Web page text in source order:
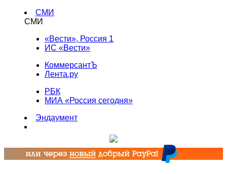
СМИ
СМИ
«Вести», Россия 1
ИС «Вести»
КоммерсантЪ
Лента.ру
РБК
МИА «Россия сегодня»
Эндаумент